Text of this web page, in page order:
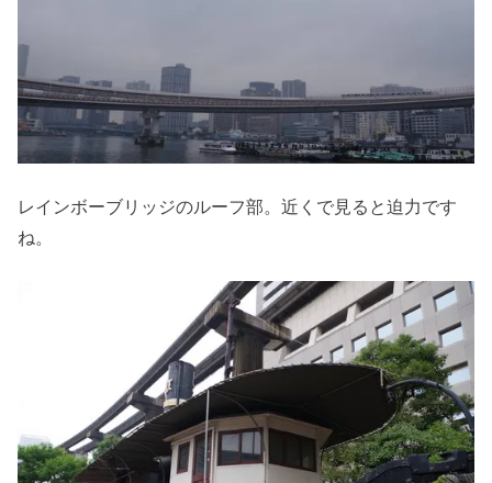
レインボーブリッジのルーフ部。近くで見ると迫力です
ね。